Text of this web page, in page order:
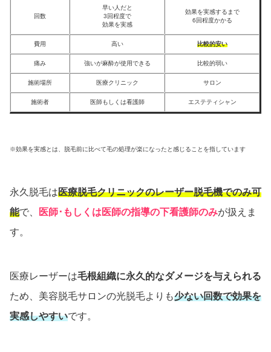
回数
早い人だと
3回程度で
効果を実感
効果を実感するまで
6回程度かかる
費用 高い 比較的安い
痛み 強いが麻酔が使用できる 比較的弱い
施術場所 医療クリニック サロン
施術者 医師もしくは看護師 エステティシャン
※効果を実感とは、脱毛前に比べて毛の処理が楽になったと感じることを指しています
永久脱毛は医療脱毛クリニックのレーザー脱毛機でのみ可
能で、 医師･もしくは医師の指導の下看護師のみが扱えま
す。
医療レーザーは毛根組織に永久的なダメージを与えられる
ため、美容脱毛サロンの光脱毛よりも少ない回数で効果を
実感しやすいです。